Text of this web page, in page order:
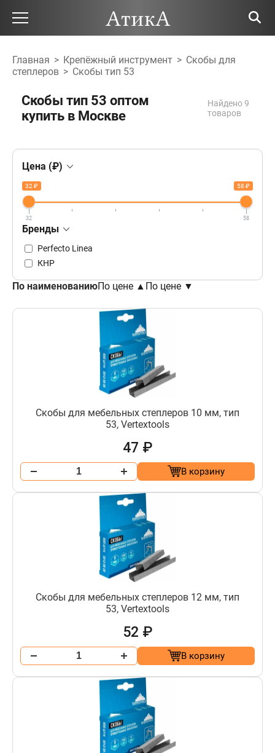
Главная > Крепёжный инструмент > Скобы для
степлеров > Скобы тип 53
Скобы тип 53 оптом
купить в Москве
Найдено 9
товаров
Цена (₽)
32 ₽ 58 ₽
32 58
Бренды
Perfecto Linea
КНР
По наименованиюПо цене ▲ По цене ▼
Скобы для мебельных степлеров 10 мм, тип
53, Vertextools
47 ₽
В корзину
Скобы для мебельных степлеров 12 мм, тип
53, Vertextools
52 ₽
В корзину